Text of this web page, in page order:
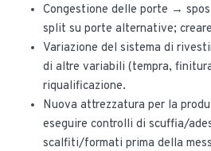
Congestione delle porte →
split su porte alternative;
Variazione del sistema di
di altre variabili (tempra,
riqualificazione.
Nuova attrezzatura per la
eseguire controlli di scuffia/
scalfiti/formati prima della